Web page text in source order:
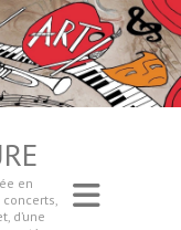
en
d’une